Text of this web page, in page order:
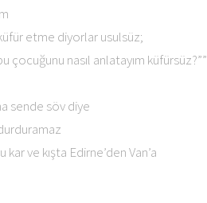
etme diyorlar usulsüz;
çocuğunu nasıl anlatayım küfürsüz?””
sende söv diye
ve kışta Edirne’den Van’a